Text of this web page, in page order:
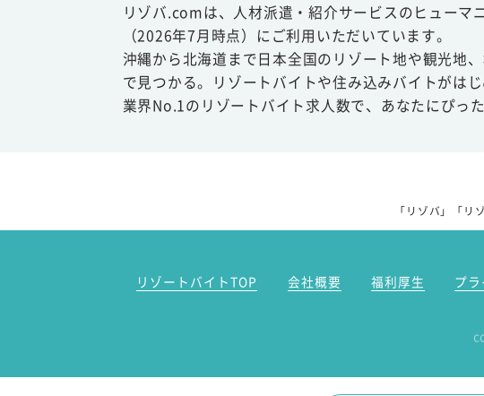
リゾバ.comは、人材派遣・紹介サービスのヒュー
（2026年7月時点）にご利用いただいています。
沖縄から北海道まで日本全国のリゾート地や観光地
で見つかる。リゾートバイトや住み込みバイトがは
業界No.1のリゾートバイト求人数で、あなたにぴっ
「リゾバ」「リ
リゾートバイトTOP 会社概要 福利厚生 プ